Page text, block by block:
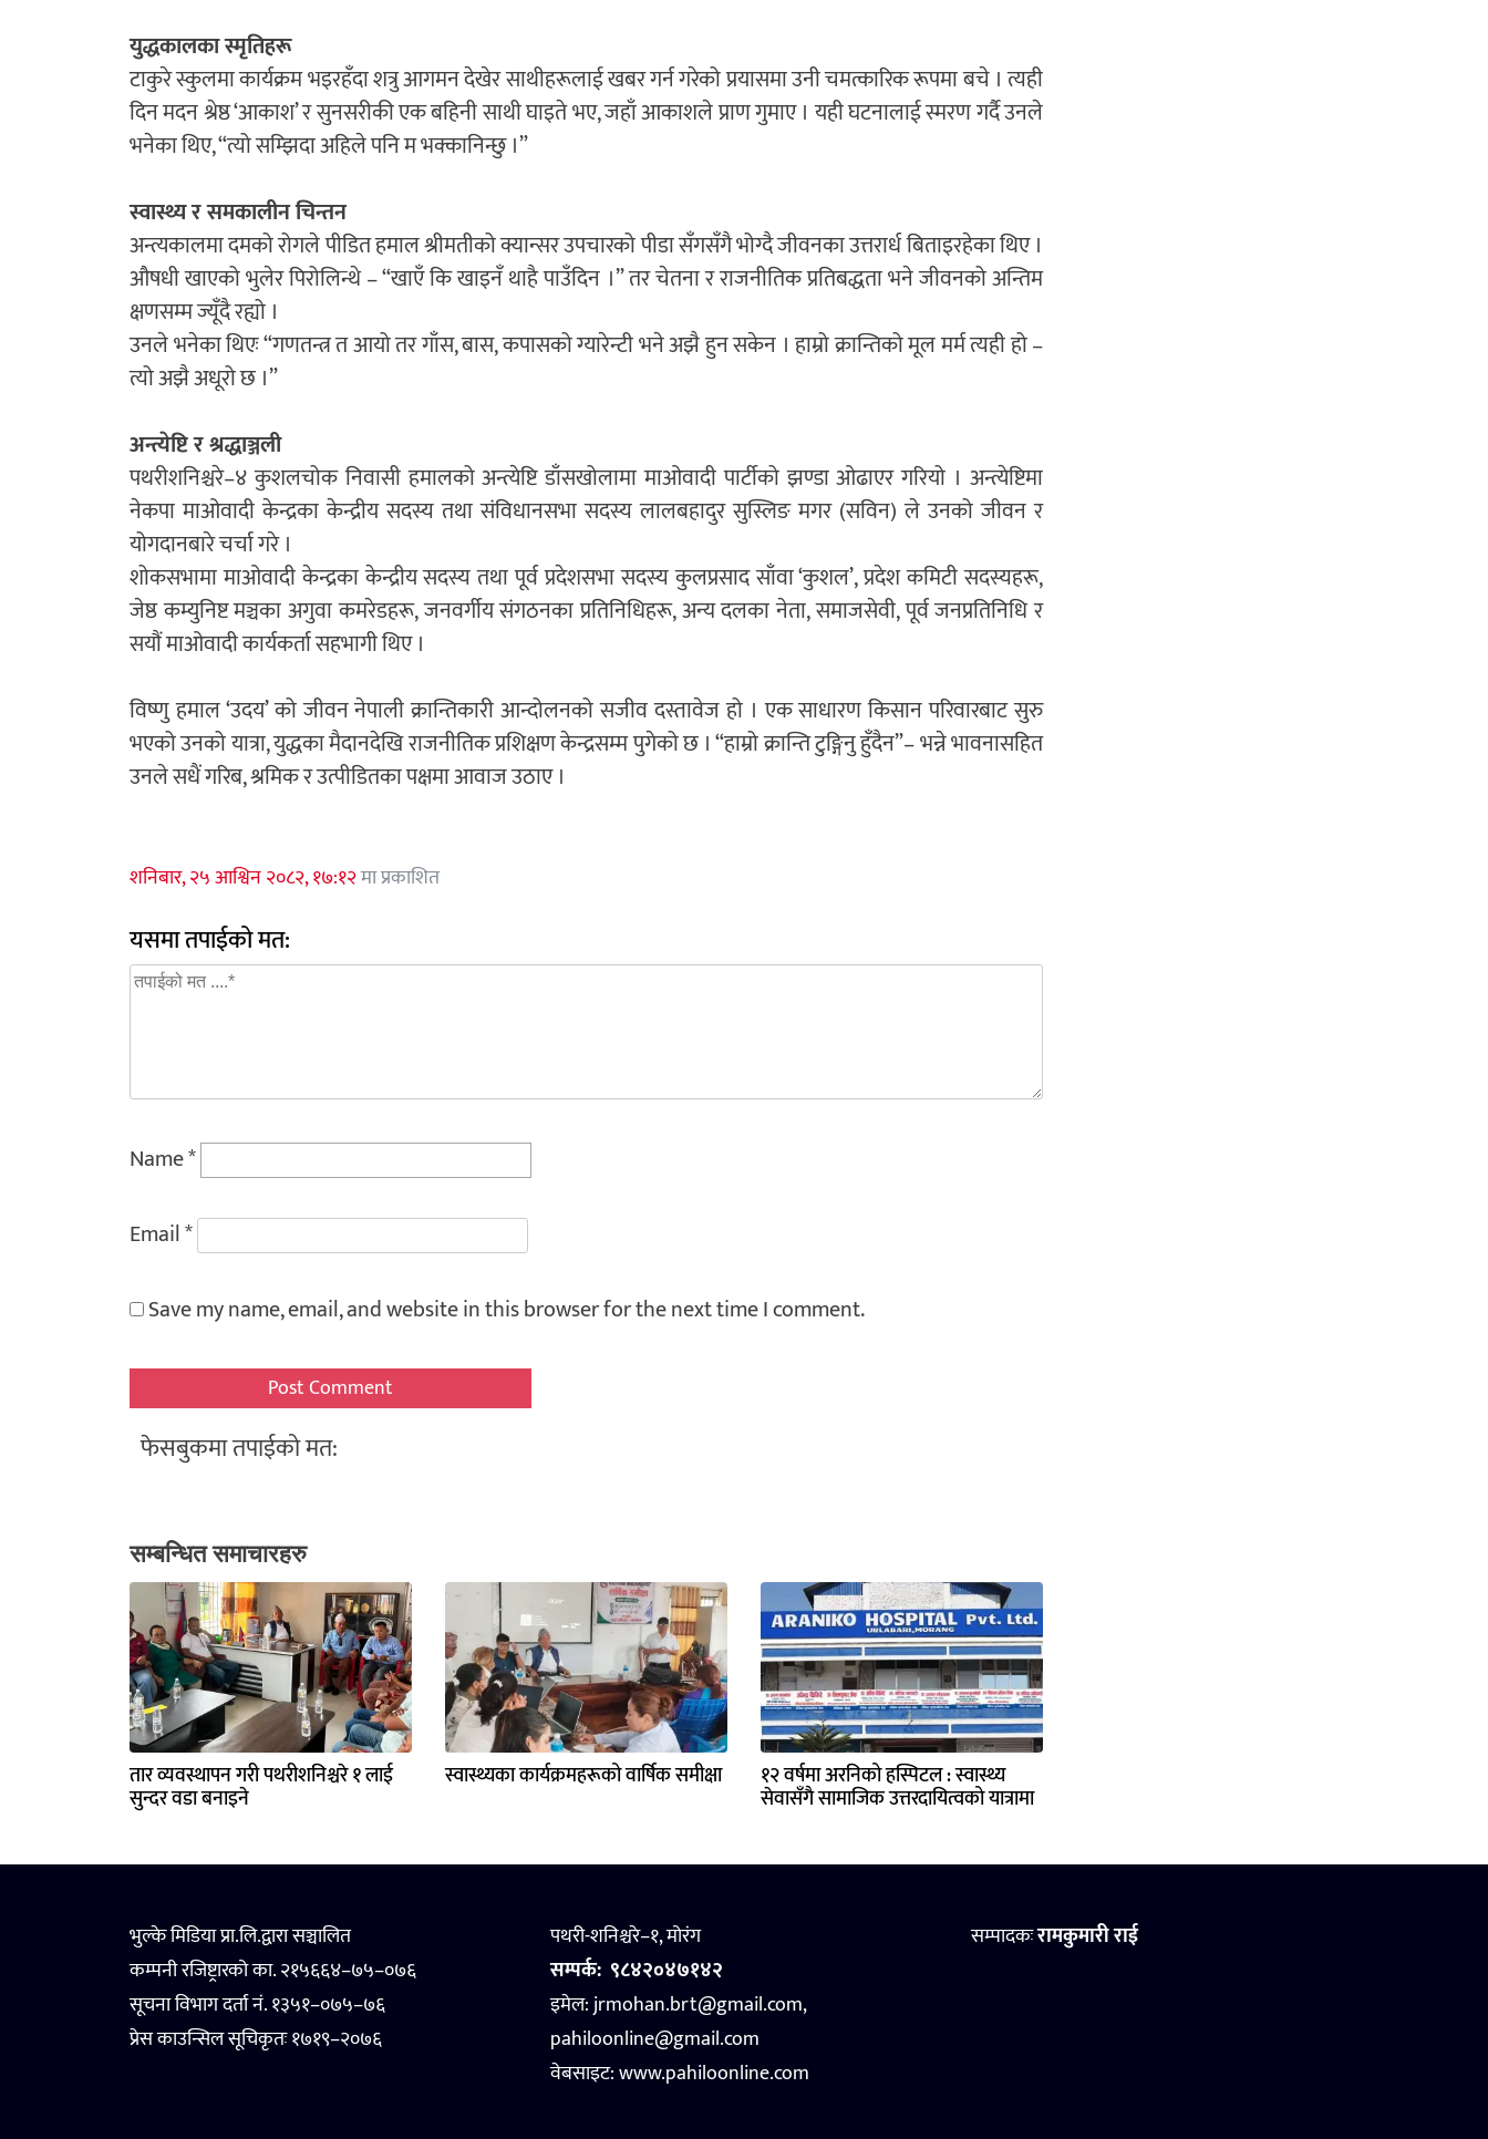
युद्धकालका स्मृतिहरू
टाकुरे स्कुलमा कार्यक्रम भइरहँदा शत्रु आगमन देखेर साथीहरूलाई खबर गर्न गरेको प्रयासमा उनी चमत्कारिक रूपमा बचे । त्यही
दिन मदन श्रेष्ठ ‘आकाश’ र सुनसरीकी एक बहिनी साथी घाइते भए, जहाँ आकाशले प्राण गुमाए । यही घटनालाई स्मरण गर्दै उनले
भनेका थिए, “त्यो सम्झिदा अहिले पनि म भक्कानिन्छु ।”
स्वास्थ्य र समकालीन चिन्तन
अन्त्यकालमा दमको रोगले पीडित हमाल श्रीमतीको क्यान्सर उपचारको पीडा सँगसँगै भोग्दै जीवनका उत्तरार्ध बिताइरहेका थिए ।
औषधी खाएको भुलेर पिरोलिन्थे – “खाएँ कि खाइनँ थाहै पाउँदिन ।” तर चेतना र राजनीतिक प्रतिबद्धता भने जीवनको अन्तिम
क्षणसम्म ज्यूँदै रह्यो ।
उनले भनेका थिएः “गणतन्त्र त आयो तर गाँस, बास, कपासको ग्यारेन्टी भने अझै हुन सकेन । हाम्रो क्रान्तिको मूल मर्म त्यही हो –
त्यो अझै अधूरो छ ।”
अन्त्येष्टि र श्रद्धाञ्जली
पथरीशनिश्चरे–४ कुशलचोक निवासी हमालको अन्त्येष्टि डाँसखोलामा माओवादी पार्टीको झण्डा ओढाएर गरियो । अन्त्येष्टिमा
नेकपा माओवादी केन्द्रका केन्द्रीय सदस्य तथा संविधानसभा सदस्य लालबहादुर सुस्लिङ मगर (सविन) ले उनको जीवन र
योगदानबारे चर्चा गरे ।
शोकसभामा माओवादी केन्द्रका केन्द्रीय सदस्य तथा पूर्व प्रदेशसभा सदस्य कुलप्रसाद साँवा ‘कुशल’, प्रदेश कमिटी सदस्यहरू,
जेष्ठ कम्युनिष्ट मञ्चका अगुवा कमरेडहरू, जनवर्गीय संगठनका प्रतिनिधिहरू, अन्य दलका नेता, समाजसेवी, पूर्व जनप्रतिनिधि र
सयौं माओवादी कार्यकर्ता सहभागी थिए ।
विष्णु हमाल ‘उदय’ को जीवन नेपाली क्रान्तिकारी आन्दोलनको सजीव दस्तावेज हो । एक साधारण किसान परिवारबाट सुरु
भएको उनको यात्रा, युद्धका मैदानदेखि राजनीतिक प्रशिक्षण केन्द्रसम्म पुगेको छ । “हाम्रो क्रान्ति टुङ्गिनु हुँदैन”– भन्ने भावनासहित
उनले सधैं गरिब, श्रमिक र उत्पीडितका पक्षमा आवाज उठाए ।
शनिबार, २५ आश्विन २०८२, १७:१२मा प्रकाशित
यसमा तपाईको मत:
Name*
Email*
Save my name, email, and website in this browser for the next time I comment.
फेसबुकमा तपाईको मत:
सम्बन्धित समाचारहरु
तार व्यवस्थापन गरी पथरीशनिश्चरे १ लाई
सुन्दर वडा बनाइने
स्वास्थ्यका कार्यक्रमहरूको वार्षिक समीक्षा १२ वर्षमा अरनिको हस्पिटल : स्वास्थ्य
सेवासँगै सामाजिक उत्तरदायित्वको यात्रामा
भुल्के मिडिया प्रा.लि.द्वारा सञ्चालित
कम्पनी रजिष्ट्रारको का. २१५६६४–७५–०७६
सूचना विभाग दर्ता नं. १३५१–०७५–७६
प्रेस काउन्सिल सूचिकृतः १७१९–२०७६
पथरी-शनिश्चरे–१, मोरंग
सम्पर्क: ९८४२०४७१४२
इमेल: jrmohan.brt@gmail.com,
pahiloonline@gmail.com
वेबसाइट:www.pahiloonline.com
सम्पादकःरामकुमारी राई